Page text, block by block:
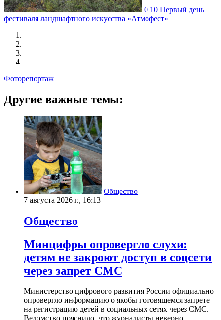
0 10 Первый день
фестиваля ландшафтного искусства «Атмофест»
Фоторепортаж
Другие важные темы:
Общество
7 августа 2026 г., 16:13
Общество
Минцифры опровергло слухи:
детям не закроют доступ в соцсети
через запрет СМС
Министерство цифрового развития России официально
опровергло информацию о якобы готовящемся запрете
на регистрацию детей в социальных сетях через СМС.
Ведомство пояснило, что журналисты неверно